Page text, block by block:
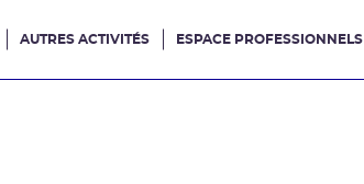
AUTRES ACTIVITÉS ESPACE PROFESSIONNELS